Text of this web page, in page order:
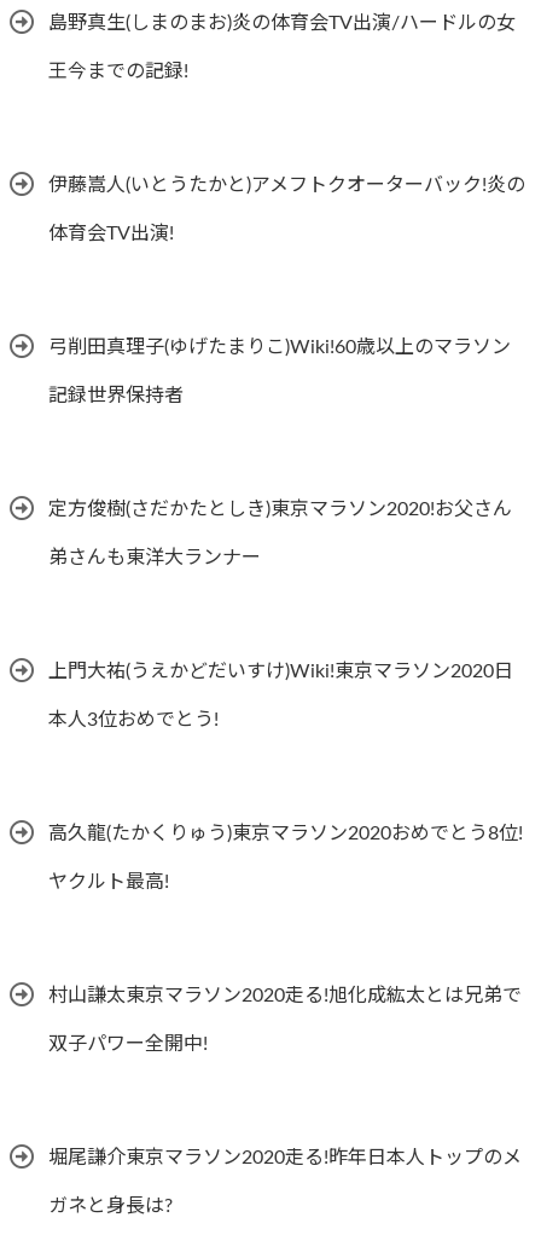
島野真生(しまのまお)炎の体育会TV出演/ハードルの女
王今までの記録!
伊藤嵩人(いとうたかと)アメフトクオーターバック!炎の
体育会TV出演!
弓削田真理子(ゆげたまりこ)Wiki!60歳以上のマラソン
記録世界保持者
定方俊樹(さだかたとしき)東京マラソン2020!お父さん
弟さんも東洋大ランナー
上門大祐(うえかどだいすけ)Wiki!東京マラソン2020日
本人3位おめでとう!
高久龍(たかくりゅう)東京マラソン2020おめでとう8位!
ヤクルト最高!
村山謙太東京マラソン2020走る!旭化成紘太とは兄弟で
双子パワー全開中!
堀尾謙介東京マラソン2020走る!昨年日本人トップのメ
ガネと身長は?